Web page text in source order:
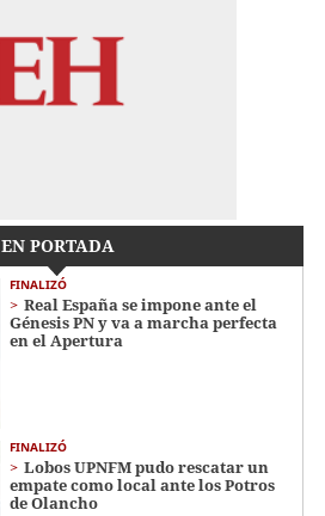
EN PORTADA
FINALIZÓ
Real España se impone ante el
Génesis PN y va a marcha perfecta
en el Apertura
FINALIZÓ
Lobos UPNFM pudo rescatar un
empate como local ante los Potros
de Olancho